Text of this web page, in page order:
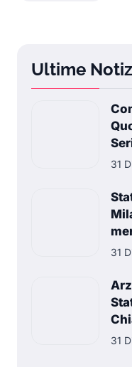
Ultime
31
31
31